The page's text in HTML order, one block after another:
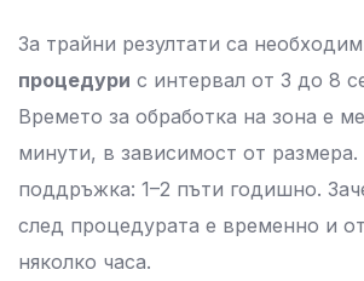
За трайни резултати са
процедури с интервал от 3 до 8
Времето за обработка на зона е
минути, в зависимост от
поддръжка: 1–2 пъти годишно.
след процедурата е временно и
няколко часа.